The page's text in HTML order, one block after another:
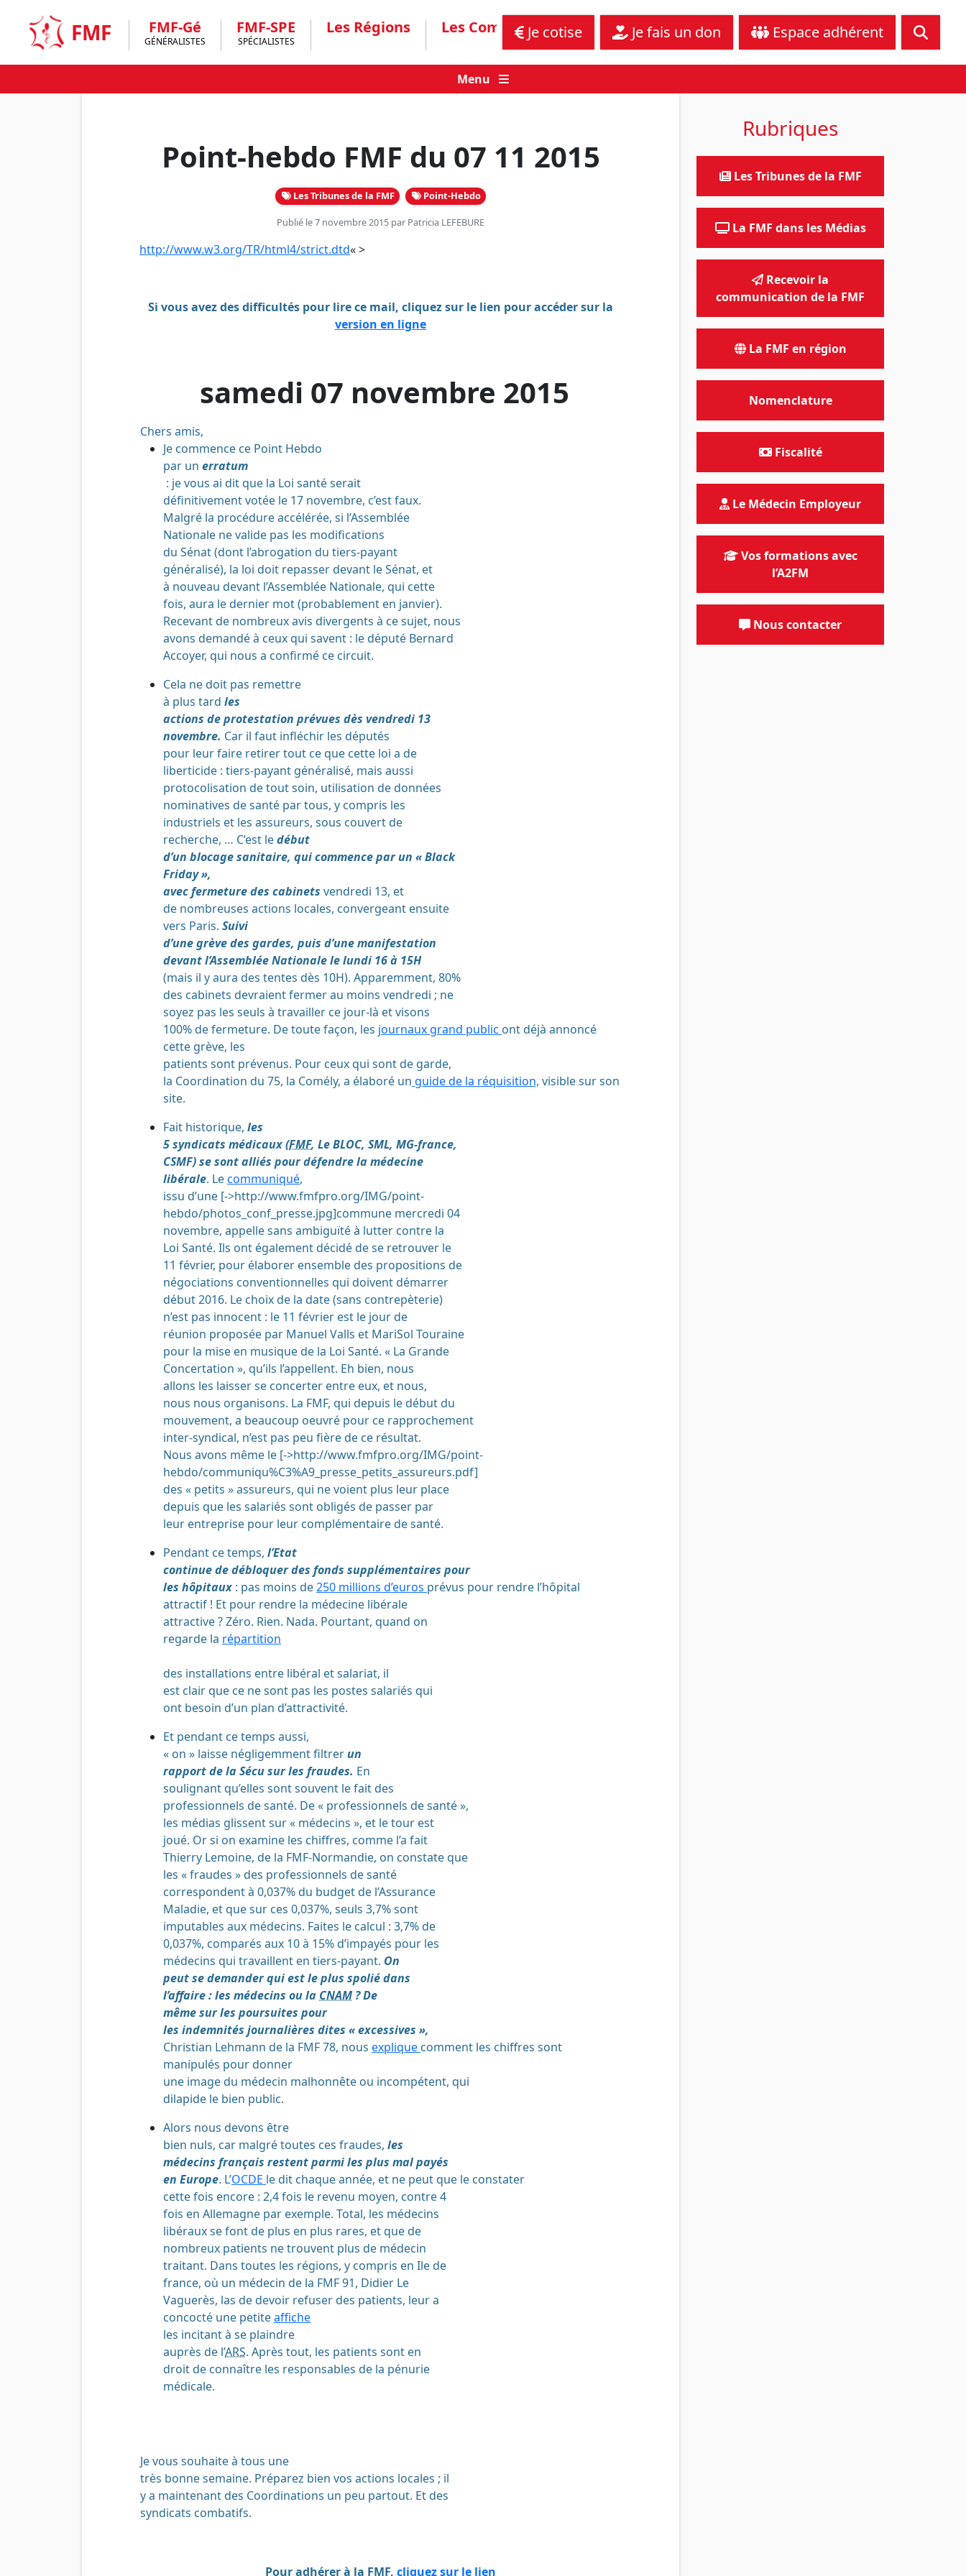
content
FMF FMF-Gé
GÉNÉRALISTES
FMF-SPE
SPÉCIALISTES
Les Régions Les Communiqués Assistance juridique Nous contacter
Je cotise Je fais un don Espace adhérent
Menu
Point-hebdo FMF du 07 11 2015
Les Tribunes de la FMF Point-Hebdo
Publié le 7 novembre 2015 par Patricia LEFEBURE
http://www.w3.org/TR/html4/strict.dtd« >
Si vous avez des difficultés pour lire ce mail, cliquez sur le lien pour accéder sur la
version en ligne
samedi 07 novembre 2015
Chers amis,
Je commence ce Point Hebdo
par un erratum
: je vous ai dit que la Loi santé serait
définitivement votée le 17 novembre, c’est faux.
Malgré la procédure accélérée, si l’Assemblée
Nationale ne valide pas les modifications
du Sénat (dont l’abrogation du tiers-payant
généralisé), la loi doit repasser devant le Sénat, et
à nouveau devant l’Assemblée Nationale, qui cette
fois, aura le dernier mot (probablement en janvier).
Recevant de nombreux avis divergents à ce sujet, nous
avons demandé à ceux qui savent : le député Bernard
Accoyer, qui nous a confirmé ce circuit.
Cela ne doit pas remettre
à plus tard les
actions de protestation prévues dès vendredi 13
novembre. Car il faut infléchir les députés
pour leur faire retirer tout ce que cette loi a de
liberticide : tiers-payant généralisé, mais aussi
protocolisation de tout soin, utilisation de données
nominatives de santé par tous, y compris les
industriels et les assureurs, sous couvert de
recherche, … C’est ledébut
d’un blocage sanitaire, qui commence par un « Black
Friday »,
avec fermeture des cabinets vendredi 13, et
de nombreuses actions locales, convergeant ensuite
vers Paris. Suivi
d’une grève des gardes, puis d’une manifestation
devant l’Assemblée Nationale le lundi 16 à 15H
(mais il y aura des tentes dès 10H). Apparemment, 80%
des cabinets devraient fermer au moins vendredi ; ne
soyez pas les seuls à travailler ce jour-là et visons
100% de fermeture. De toute façon, les journaux grand public ont déjà annoncé
cette grève, les
patients sont prévenus. Pour ceux qui sont de garde,
la Coordination du 75, la Comély, a élaboré un guide de la réquisition, visible sur son
site.
Fait historique, les
5 syndicats médicaux (FMF, Le BLOC, SML, MG-france,
CSMF) se sont alliés pour défendre la médecine
libérale. Lecommuniqué,
issu d’une [->http://www.fmfpro.org/IMG/point-
hebdo/photos_conf_presse.jpg]commune mercredi 04
novembre, appelle sans ambiguïté à lutter contre la
Loi Santé. Ils ont également décidé de se retrouver le
11 février, pour élaborer ensemble des propositions de
négociations conventionnelles qui doivent démarrer
début 2016. Le choix de la date (sans contrepèterie)
n’est pas innocent : le 11 février est le jour de
réunion proposée par Manuel Valls et MariSol Touraine
pour la mise en musique de la Loi Santé. « La Grande
Concertation », qu’ils l’appellent. Eh bien, nous
allons les laisser se concerter entre eux, et nous,
nous nous organisons. La FMF, qui depuis le début du
mouvement, a beaucoup oeuvré pour ce rapprochement
inter-syndical, n’est pas peu fière de ce résultat.
Nous avons même le [->http://www.fmfpro.org/IMG/point-
hebdo/communiqu%C3%A9_presse_petits_assureurs.pdf]
des « petits » assureurs, qui ne voient plus leur place
depuis que les salariés sont obligés de passer par
leur entreprise pour leur complémentaire de santé.
Pendant ce temps, l’Etat
continue de débloquer des fonds supplémentaires pour
les hôpitaux : pas moins de250 millions d’euros prévus pour rendre l’hôpital
attractif ! Et pour rendre la médecine libérale
attractive ? Zéro. Rien. Nada. Pourtant, quand on
regarde la répartition
des installations entre libéral et salariat, il
est clair que ce ne sont pas les postes salariés qui
ont besoin d’un plan d’attractivité.
Et pendant ce temps aussi,
« on » laisse négligemment filtrerun
rapport de la Sécu sur les fraudes. En
soulignant qu’elles sont souvent le fait des
professionnels de santé. De « professionnels de santé »,
les médias glissent sur « médecins », et le tour est
joué. Or si on examine les chiffres, comme l’a fait
Thierry Lemoine, de la FMF-Normandie, on constate que
les « fraudes » des professionnels de santé
correspondent à 0,037% du budget de l’Assurance
Maladie, et que sur ces 0,037%, seuls 3,7% sont
imputables aux médecins. Faites le calcul : 3,7% de
0,037%, comparés aux 10 à 15% d’impayés pour les
médecins qui travaillent en tiers-payant. On
peut se demander qui est le plus spolié dans
l’affaire : les médecins ou la CNAM ?De
même sur les poursuites pour
les indemnités journalières dites « excessives »,
Christian Lehmann de la FMF 78, nous explique comment les chiffres sont
manipulés pour donner
une image du médecin malhonnête ou incompétent, qui
dilapide le bien public.
Alors nous devons être
bien nuls, car malgré toutes ces fraudes, les
médecins français restent parmi les plus mal payés
en Europe. L’OCDE le dit chaque année, et ne peut que le constater
cette fois encore : 2,4 fois le revenu moyen, contre 4
fois en Allemagne par exemple. Total, les médecins
libéraux se font de plus en plus rares, et que de
nombreux patients ne trouvent plus de médecin
traitant. Dans toutes les régions, y compris en Ile de
france, où un médecin de la FMF 91, Didier Le
Vaguerès, las de devoir refuser des patients, leur a
concocté une petiteaffiche
les incitant à se plaindre
auprès de l’ARS. Après tout, les patients sont en
droit de connaître les responsables de la pénurie
médicale.
Je vous souhaiteà tous une
très bonne semaine. Préparez bien vos actions locales ; il
y a maintenant des Coordinations un peu partout. Et des
syndicats combatifs.
Pour adhérer à la FMF, cliquez sur le lien
Rubriques
Les Tribunes de la FMF
La FMF dans les Médias
Recevoir la
communication de la FMF
La FMF en région
Nomenclature
Fiscalité
Le Médecin Employeur
Vos formations avec
l’A2FM
Nous contacter